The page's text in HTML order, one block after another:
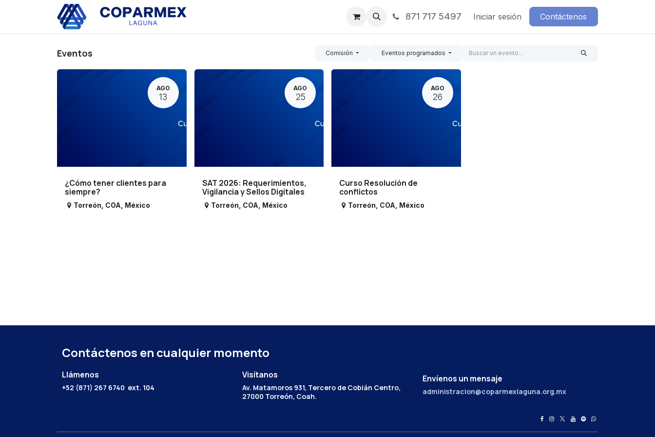
Noticias Contáctenos871 717 5497 Iniciar sesión Contáctenos
Eventos Comisión Eventos programados
AGO
13
¿Cómo tener clientes para
siempre?
Torreón COA México
AGO
25
SAT 2026: Requerimientos,
Vigilancia y Sellos Digitales
Torreón COA México
AGO
26
Curso Resolución de
conflictos
Torreón COA México
Contáctenos en cualquier momento
Llámenos
+52 (871) 267 6740 ext. 104
Envíenos un mensaje
administracion@coparmexlaguna.org.mx
Visítanos
Av. Matamoros 931, Tercero de Cobián Centro,
27000 Torreón, Coah.